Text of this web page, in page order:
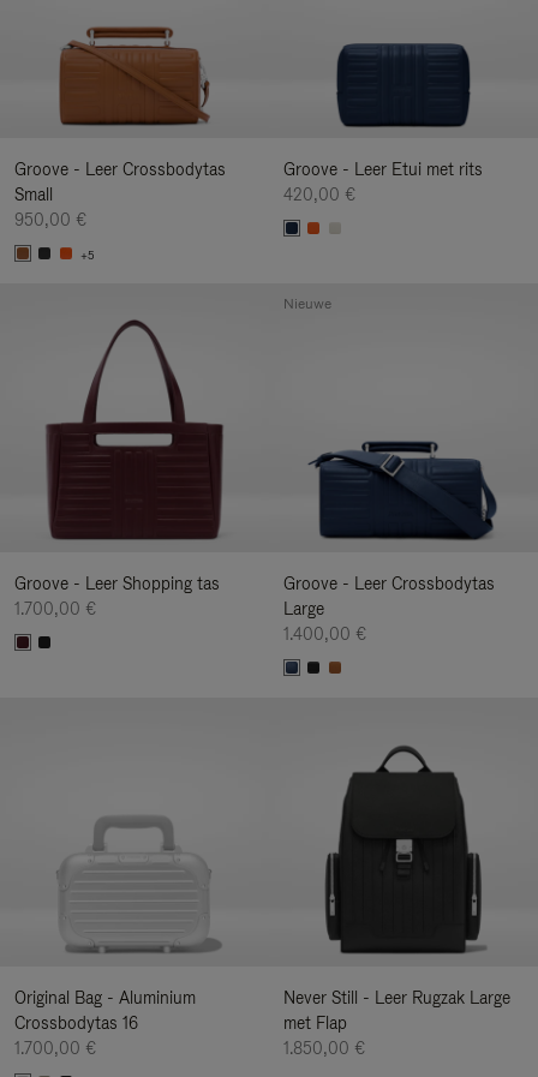
Groove - Leer Crossbodytas
Small
950,00 €
+5
Groove - Leer Etui met rits
420,00 €
Groove - Leer Shopping tas
1.700,00 €
Groove - Leer Crossbodytas
Large
1.400,00 €
Nieuwe
Original Bag - Aluminium
Crossbodytas 16
1.700,00 €
Never Still - Leer Rugzak Large
met Flap
1.850,00 €